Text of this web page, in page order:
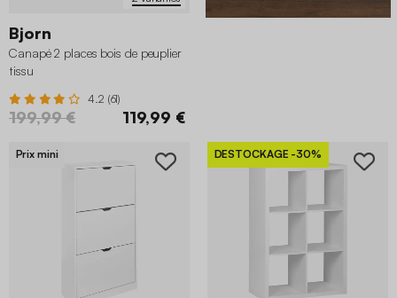
Bjorn
Canapé 2 places bois de peuplier
tissu
4.2 (61)
199,99 € 119,99 €
Prix mini DESTOCKAGE -30%